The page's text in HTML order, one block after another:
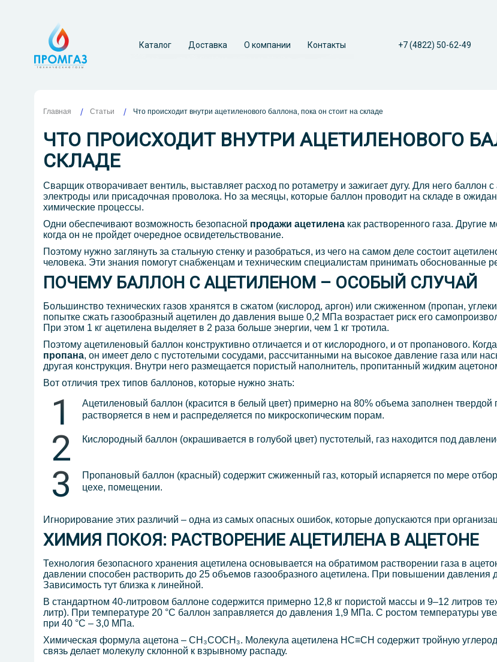
Каталог Доставка О компании Контакты +7 (4822) 50-62-49
Главная Статьи Что происходит внутри ацетиленового баллона, пока он стоит на складе
ЧТО ПРОИСХОДИТ ВНУТРИ АЦЕТИЛЕНОВОГО
СКЛАДЕ
Сварщик отворачивает вентиль, выставляет расход по ротаметру и зажигает дугу. Для него баллон
электроды или присадочная проволока. Но за месяцы, которые баллон проводит на складе в
химические процессы.
Одни обеспечивают возможность безопасной продажи ацетилена как растворенного газа.
когда он не пройдет очередное освидетельствование.
Поэтому нужно заглянуть за стальную стенку и разобраться, из чего на самом деле состоит
человека. Эти знания помогут снабженцам и техническим специалистам принимать обоснованные
ПОЧЕМУ БАЛЛОН С АЦЕТИЛЕНОМ – ОСОБЫЙ СЛУЧАЙ
Большинство технических газов хранятся в сжатом (кислород, аргон) или сжиженном (пропан,
попытке сжать газообразный ацетилен до давления выше 0,2 МПа возрастает риск его
При этом 1 кг ацетилена выделяет в 2 раза больше энергии, чем 1 кг тротила.
Поэтому ацетиленовый баллон конструктивно отличается и от кислородного, и от пропанового.
пропана, он имеет дело с пустотелыми сосудами, рассчитанными на высокое давление газа или
другая конструкция. Внутри него размещается пористый наполнитель, пропитанный жидким
Вот отличия трех типов баллонов, которые нужно знать:
Ацетиленовый баллон (красится в белый цвет) примерно на 80% объема заполнен
растворяется в нем и распределяется по микроскопическим порам.
Кислородный баллон (окрашивается в голубой цвет) пустотелый, газ находится под
Пропановый баллон (красный) содержит сжиженный газ, который испаряется по мере
цехе, помещении.
Игнорирование этих различий – одна из самых опасных ошибок, которые допускаются при
ХИМИЯ ПОКОЯ: РАСТВОРЕНИЕ АЦЕТИЛЕНА В АЦЕТОНЕ
Технология безопасного хранения ацетилена основывается на обратимом растворении газа в
давлении способен растворить до 25 объемов газообразного ацетилена. При повышении
Зависимость тут близка к линейной.
В стандартном 40-литровом баллоне содержится примерно 12,8 кг пористой массы и 9–12 литров
литр). При температуре 20 °C баллон заправляется до давления 1,9 МПа. С ростом температуры
при 40 °C – 3,0 МПа.
Химическая формула ацетона – CH₃COCH₃. Молекула ацетилена HC≡CH содержит тройную
связь делает молекулу склонной к взрывному распаду.